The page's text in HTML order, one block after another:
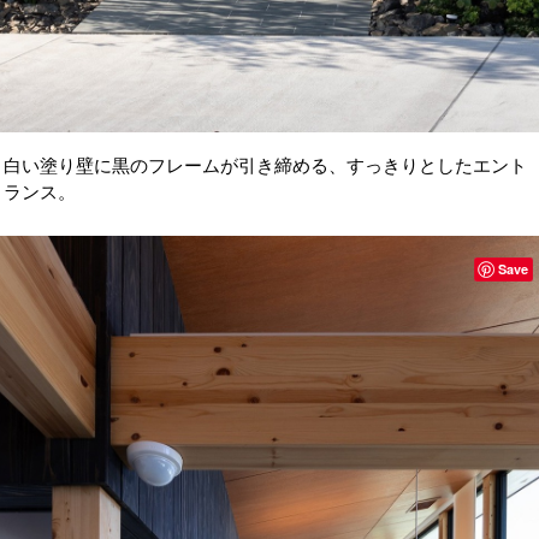
白い塗り壁に黒のフレームが引き締める、すっきりとしたエント
ランス。
Save